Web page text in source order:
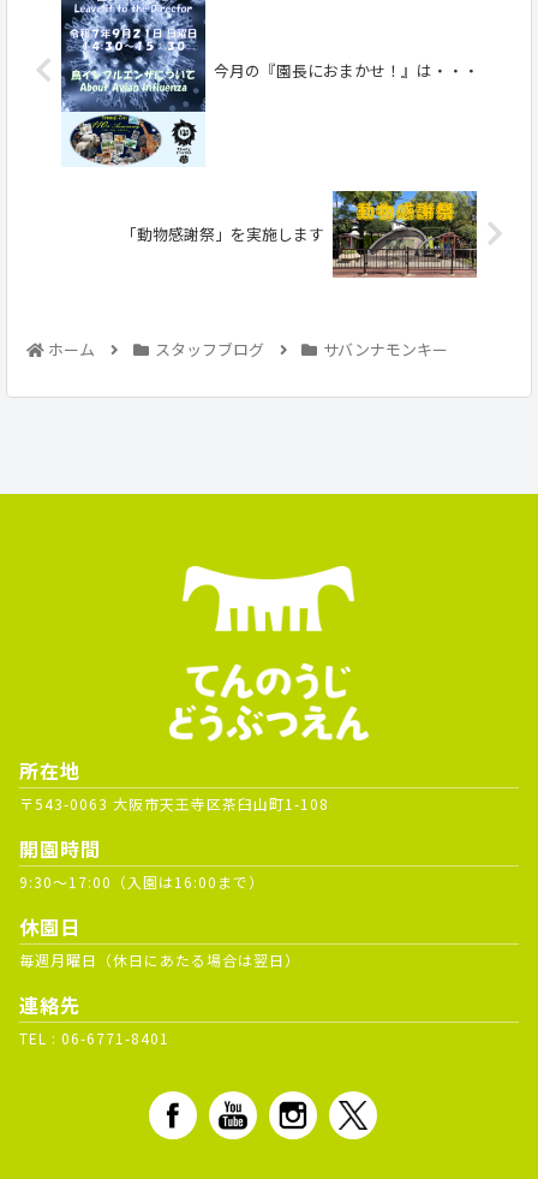
今月の『園長におまかせ！』は・・・
「動物感謝祭」を実施します
ホーム スタッフブログ サバンナモンキー
所在地
〒543-0063 大阪市天王寺区茶臼山町1-108
開園時間
9:30～17:00（入園は16:00まで）
休園日
毎週月曜日（休日にあたる場合は翌日）
連絡先
TEL : 06-6771-8401